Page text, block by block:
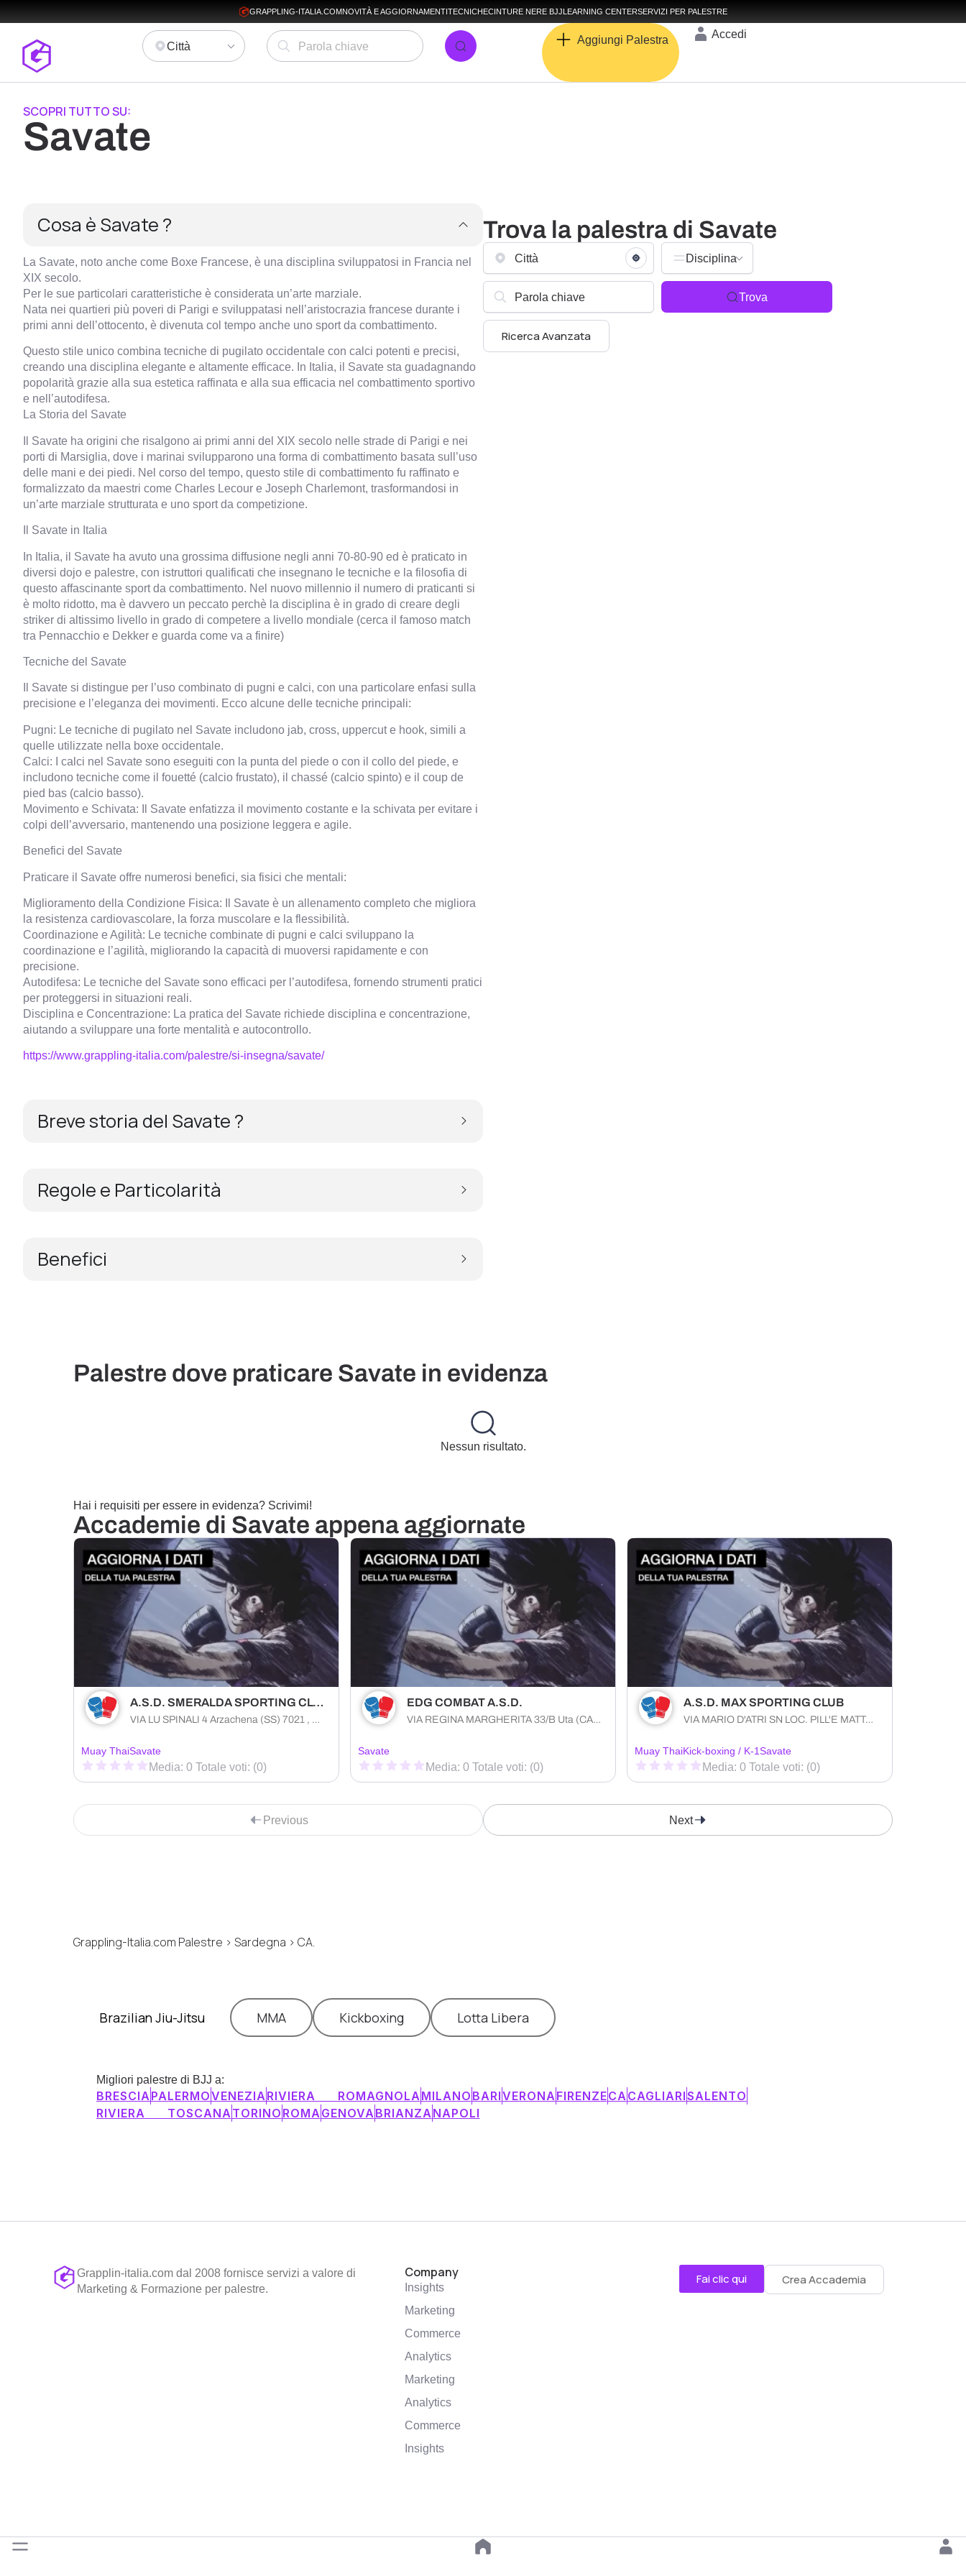
GRAPPLING-ITALIA.COMNOVITÀ E AGGIORNAMENTITECNICHECINTURE NERE BJJLEARNING CENTERSERVIZI PER PALESTRE
Città
Aggiungi Palestra Accedi
SCOPRI TUTTO SU:
Savate
Cosa è Savate ?
La Savate, noto anche come Boxe Francese, è una disciplina sviluppatosi in Francia nel
XIX secolo.
Per le sue particolari caratteristiche è considerata un’arte marziale.
Nata nei quartieri più poveri di Parigi e sviluppatasi nell’aristocrazia francese durante i
primi anni dell’ottocento, è divenuta col tempo anche uno sport da combattimento.
Questo stile unico combina tecniche di pugilato occidentale con calci potenti e precisi,
creando una disciplina elegante e altamente efficace. In Italia, il Savate sta guadagnando
popolarità grazie alla sua estetica raffinata e alla sua efficacia nel combattimento sportivo
e nell’autodifesa.
La Storia del Savate
Il Savate ha origini che risalgono ai primi anni del XIX secolo nelle strade di Parigi e nei
porti di Marsiglia, dove i marinai svilupparono una forma di combattimento basata sull’uso
delle mani e dei piedi. Nel corso del tempo, questo stile di combattimento fu raffinato e
formalizzato da maestri come Charles Lecour e Joseph Charlemont, trasformandosi in
un’arte marziale strutturata e uno sport da competizione.
Il Savate in Italia
In Italia, il Savate ha avuto una grossima diffusione negli anni 70-80-90 ed è praticato in
diversi dojo e palestre, con istruttori qualificati che insegnano le tecniche e la filosofia di
questo affascinante sport da combattimento. Nel nuovo millennio il numero di praticanti si
è molto ridotto, ma è davvero un peccato perchè la disciplina è in grado di creare degli
striker di altissimo livello in grado di competere a livello mondiale (cerca il famoso match
tra Pennacchio e Dekker e guarda come va a finire)
Tecniche del Savate
Il Savate si distingue per l’uso combinato di pugni e calci, con una particolare enfasi sulla
precisione e l’eleganza dei movimenti. Ecco alcune delle tecniche principali:
Pugni: Le tecniche di pugilato nel Savate includono jab, cross, uppercut e hook, simili a
quelle utilizzate nella boxe occidentale.
Calci: I calci nel Savate sono eseguiti con la punta del piede o con il collo del piede, e
includono tecniche come il fouetté (calcio frustato), il chassé (calcio spinto) e il coup de
pied bas (calcio basso).
Movimento e Schivata: Il Savate enfatizza il movimento costante e la schivata per evitare i
colpi dell’avversario, mantenendo una posizione leggera e agile.
Benefici del Savate
Praticare il Savate offre numerosi benefici, sia fisici che mentali:
Miglioramento della Condizione Fisica: Il Savate è un allenamento completo che migliora
la resistenza cardiovascolare, la forza muscolare e la flessibilità.
Coordinazione e Agilità: Le tecniche combinate di pugni e calci sviluppano la
coordinazione e l’agilità, migliorando la capacità di muoversi rapidamente e con
precisione.
Autodifesa: Le tecniche del Savate sono efficaci per l’autodifesa, fornendo strumenti pratici
per proteggersi in situazioni reali.
Disciplina e Concentrazione: La pratica del Savate richiede disciplina e concentrazione,
aiutando a sviluppare una forte mentalità e autocontrollo.
https://www.grappling-italia.com/palestre/si-insegna/savate/
Breve storia del Savate ?
Regole e Particolarità
Benefici
Trova la palestra di Savate
Disciplina
Trova
Ricerca Avanzata
Palestre dove praticare Savate in evidenza
Nessun risultato.
Hai i requisiti per essere in evidenza? Scrivimi!
Accademie di Savate appena aggiornate
A.S.D. SMERALDA SPORTING CLUB
VIA LU SPINALI 4 Arzachena (SS) 7021 , Sardegna
Muay ThaiSavate
Media: 0 Totale voti: (0)
EDG COMBAT A.S.D.
VIA REGINA MARGHERITA 33/B Uta (CA) 9010 , Sardegna
Savate
Media: 0 Totale voti: (0)
A.S.D. MAX SPORTING CLUB
VIA MARIO D'ATRI SN LOC. PILL'E MATTA Quartucciu (CA) 9044 , Sardegna
Muay ThaiKick-boxing / K-1Savate
Media: 0 Totale voti: (0)
Previous Next
Grappling-Italia.com Palestre > Sardegna > CA.
Brazilian Jiu-Jitsu MMA Kickboxing Lotta Libera
Migliori palestre di BJJ a:
BRESCIA PALERMOVENEZIA RIVIERA ROMAGNOLA MILANO BARIVERONA FIRENZECA CAGLIARISALENTO
RIVIERA TOSCANA TORINO ROMA GENOVA BRIANZA NAPOLI
Grapplin-italia.com dal 2008 fornisce servizi a valore di
Marketing & Formazione per palestre.
Company
Insights
Marketing
Commerce
Analytics
Marketing
Analytics
Commerce
Insights
Fai clic qui Crea Accademia
© All rights reserved. Created by Grappling-Italia.com con